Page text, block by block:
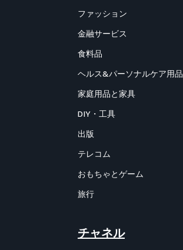
ファッション
金融サービス
食料品
ヘルス&パーソナルケア用品
家庭用品と家具
DIY・工具
出版
テレコム
おもちゃとゲーム
旅行
チャネル